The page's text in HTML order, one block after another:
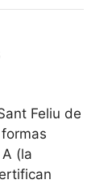
Feliu de
(la